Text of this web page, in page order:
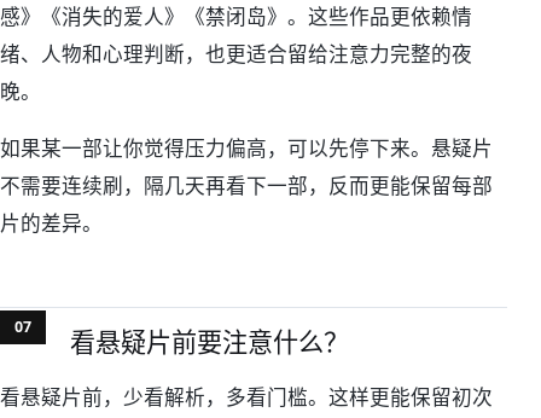
感》《消失的爱人》《禁闭岛》。这些作品更依赖情
绪、人物和心理判断，也更适合留给注意力完整的夜
晚。
如果某一部让你觉得压力偏高，可以先停下来。悬疑片
不需要连续刷，隔几天再看下一部，反而更能保留每部
片的差异。
看悬疑片前要注意什么？
看悬疑片前，少看解析，多看门槛。这样更能保留初次